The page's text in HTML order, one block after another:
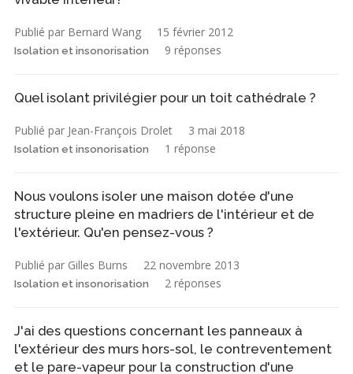
Publié par Bernard Wang 15 février 2012
Isolation et insonorisation 9 réponses
Quel isolant privilégier pour un toit cathédrale ?
Publié par Jean-François Drolet 3 mai 2018
Isolation et insonorisation 1 réponse
Nous voulons isoler une maison dotée d'une
structure pleine en madriers de l'intérieur et de
l'extérieur. Qu'en pensez-vous ?
Publié par Gilles Burns 22 novembre 2013
Isolation et insonorisation 2 réponses
J'ai des questions concernant les panneaux à
l'extérieur des murs hors-sol, le contreventement
et le pare-vapeur pour la construction d'une